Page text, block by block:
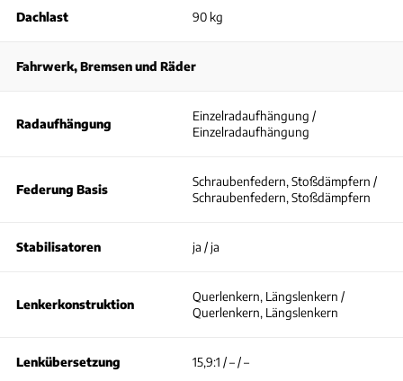
Dachlast 90 kg
Fahrwerk, Bremsen und Räder
Radaufhängung
Einzelradaufhängung /
Einzelradaufhängung
Federung Basis
Schraubenfedern, Stoßdämpfern /
Schraubenfedern, Stoßdämpfern
Stabilisatoren ja / ja
Lenkerkonstruktion
Querlenkern, Längslenkern /
Querlenkern, Längslenkern
Lenkübersetzung 15,9:1 / – / –